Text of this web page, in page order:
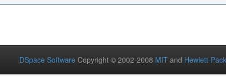
DSpace Software Copyright © 2002-2008 MIT and Hewlett-